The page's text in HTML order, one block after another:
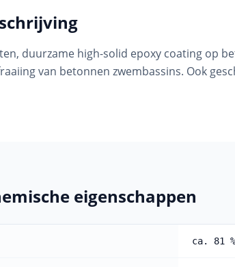
duurzame high-solid epoxy coating op
van betonnen zwembassins. Ook
eigenschappen
ca. 81 %